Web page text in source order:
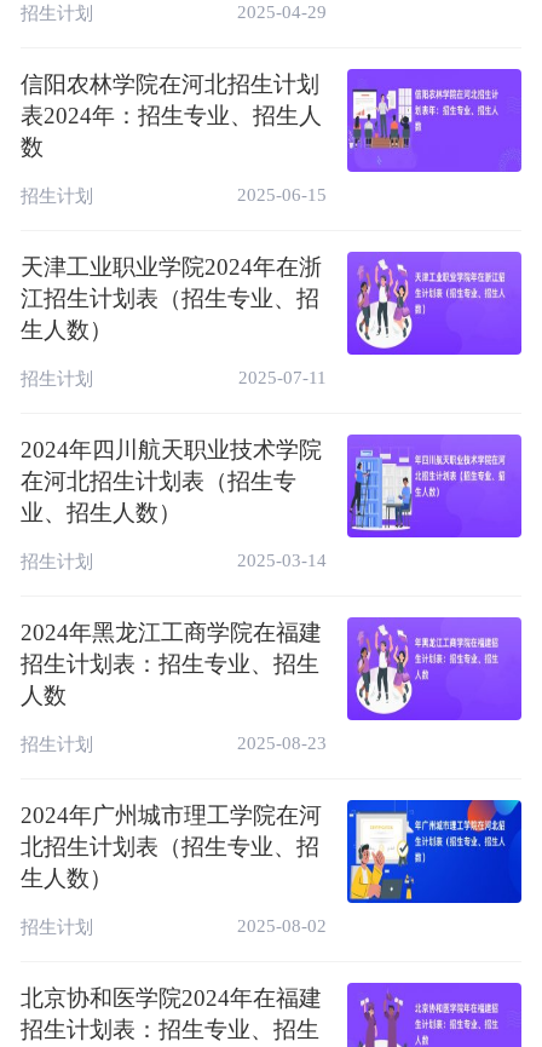
具体招生计划如下，或者查询
二、2024邢台医学高等专科学校在安徽招生计
划表（最新）
以下招生计划表包含：招生专业、招生人数、
请以邢台医学高等专科学校官网发布的最终招
生情况为准！
招
份
数
徽
物
理
专
智能医疗装备技术(无色盲、
色弱，能准确识别红、绿、
蓝、紫各种颜色中任何一种
不
安
徽
物
专
护理(无色盲、色弱，能准确
识别红、绿、蓝、紫各种颜
色中任何一种颜色的导线、
按键、信号灯、几何图形)
安
徽
物
理
类
专
科
弱，能准确识别红、绿、
蓝、紫各种颜色中任何一种
颜色的导线、按键、信号
5
不
限
安
徽
史
类
科
批
蓝、紫各种颜色中任何一种
颜色的导线、按键、信号
2
不
限
招生计划 2025-04-29
信阳农林学院在河北招生计划
表2024年：招生专业、招生人
数
招生计划 2025-06-15
天津工业职业学院2024年在浙
江招生计划表（招生专业、招
生人数）
招生计划 2025-07-11
2024年四川航天职业技术学院
在河北招生计划表（招生专
业、招生人数）
招生计划 2025-03-14
2024年黑龙江工商学院在福建
招生计划表：招生专业、招生
人数
招生计划 2025-08-23
2024年广州城市理工学院在河
北招生计划表（招生专业、招
生人数）
招生计划 2025-08-02
北京协和医学院2024年在福建
招生计划表：招生专业、招生